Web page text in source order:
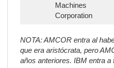
Machines
Corporation
NOTA: AMCOR entra al
que era aristócrata, pero
años anteriores. IBM entra a